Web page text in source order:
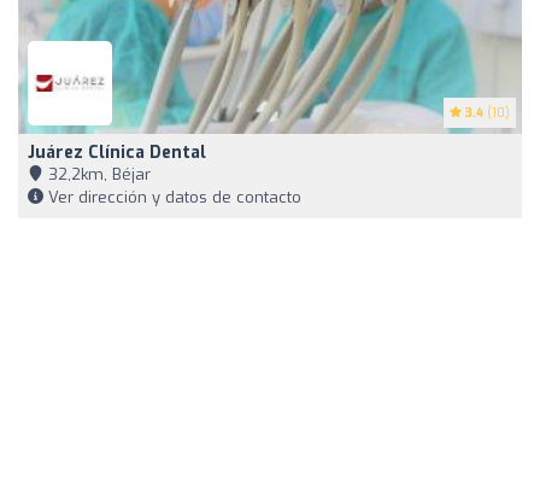
3.4 (10)
Juárez Clínica Dental
32,2km, Béjar
Ver dirección y datos de contacto